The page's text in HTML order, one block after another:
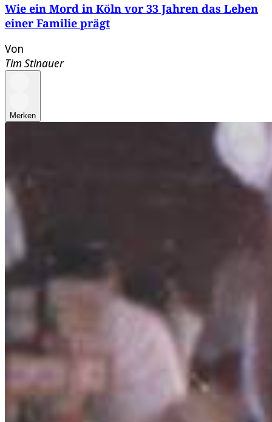
Wie ein Mord in Köln vor 33 Jahren das Leben
einer Familie prägt
Von
Tim Stinauer
Merken